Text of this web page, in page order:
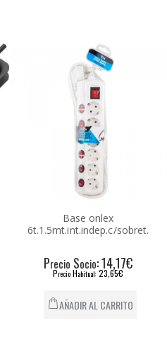
Base onlex
6t.1.5mt.int.indep.c/sobret.
Precio Socio: 14,17€
Precio Habitual: 23,65€
AÑADIR AL CARRITO